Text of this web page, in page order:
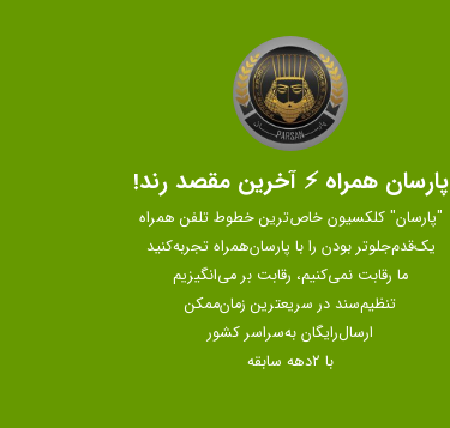
پارسان همراه ⚡ آخرین مقصد رند!
"پارسان" کلکسیون خاص‌ترین خطوط تلفن همراه
یک‌قدم‌جلوتر بودن را با پارسان‌همراه تجربه‌کنید
ما رقابت نمی‌کنیم، رقابت بر می‌انگیزیم
تنظیم‌سند در سریعترین زمان‌ممکن
ارسال‌رایگان به‌سراسر کشور
با 2دهه سابقه